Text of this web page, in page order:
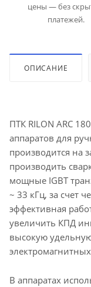
цены — без
платежей.
ОПИСАНИЕ
ПТК RILON ARC
аппаратов для
производится на
производить
мощные IGBT
~ 33 кГц, за счет
эффективная
увеличить КПД
высокую
В аппаратах